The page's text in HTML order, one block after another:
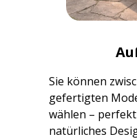
Sie können
gefertigten
wählen –
natürliches